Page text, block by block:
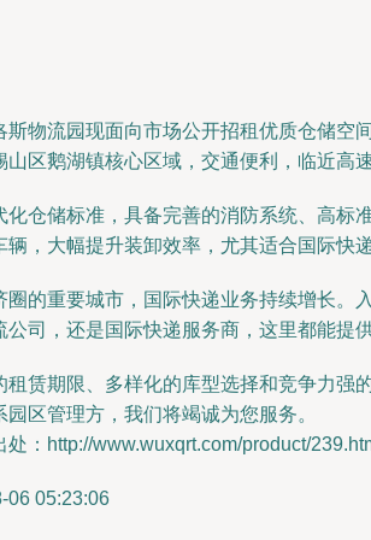
斯物流园现面向市场公开招租优质仓储
山区鹅湖镇核心区域，交通便利，临近
化仓储标准，具备完善的消防系统、高
，大幅提升装卸效率，尤其适合国际快
圈的重要城市，国际快递业务持续增长
公司，还是国际快递服务商，这里都能
租赁期限、多样化的库型选择和竞争力
区管理方，我们将竭诚为您服务。
：http://www.wuxqrt.com/product/
06 05:23:06